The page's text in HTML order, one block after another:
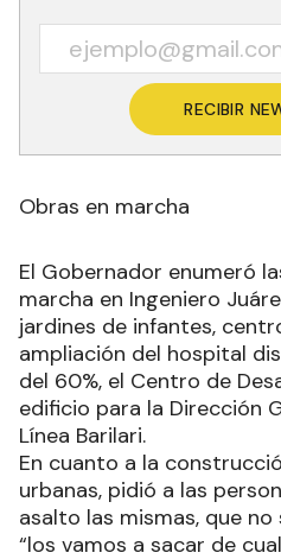
RECIBIR
Obras en marcha
El Gobernador enumeró
marcha en Ingeniero
jardines de infantes,
ampliación del hospital
del 60%, el Centro de
edificio para la Dirección
Línea Barilari.
En cuanto a la
urbanas, pidió a las
asalto las mismas, que
“los vamos a sacar de